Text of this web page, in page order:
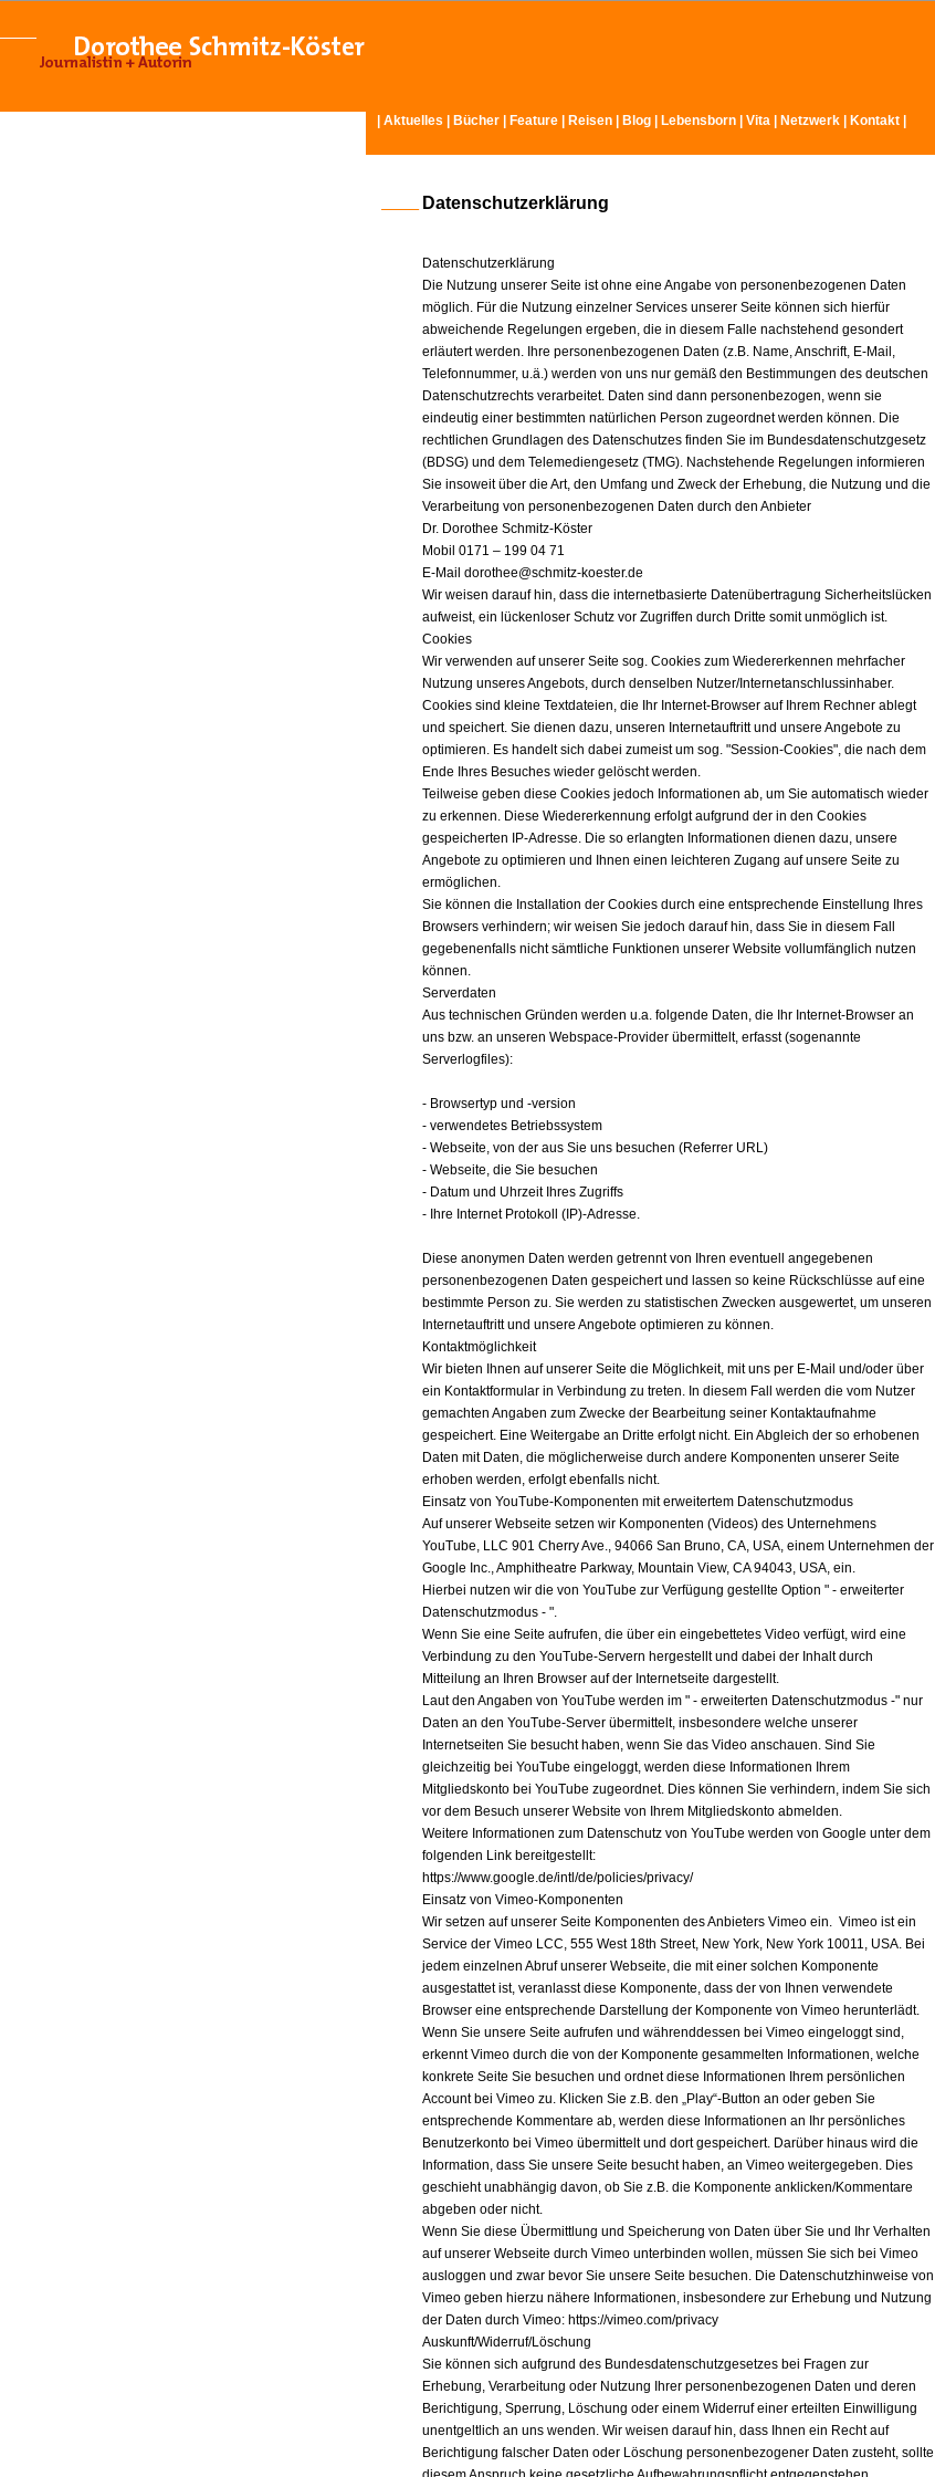
Aktuelles Bücher Feature Reisen Blog Lebensborn Vita Netzwerk Kontakt
Datenschutzerklärung
Datenschutzerklärung
Die Nutzung unserer Seite ist ohne eine Angabe von personenbezogenen Daten
möglich. Für die Nutzung einzelner Services unserer Seite können sich hierfür
abweichende Regelungen ergeben, die in diesem Falle nachstehend gesondert
erläutert werden. Ihre personenbezogenen Daten (z.B. Name, Anschrift, E-Mail,
Telefonnummer, u.ä.) werden von uns nur gemäß den Bestimmungen des deutschen
Datenschutzrechts verarbeitet. Daten sind dann personenbezogen, wenn sie
eindeutig einer bestimmten natürlichen Person zugeordnet werden können. Die
rechtlichen Grundlagen des Datenschutzes finden Sie im Bundesdatenschutzgesetz
(BDSG) und dem Telemediengesetz (TMG). Nachstehende Regelungen informieren
Sie insoweit über die Art, den Umfang und Zweck der Erhebung, die Nutzung und die
Verarbeitung von personenbezogenen Daten durch den Anbieter
Dr. Dorothee Schmitz-Köster
Mobil 0171 – 199 04 71
E-Mail dorothee@schmitz-koester.de
Wir weisen darauf hin, dass die internetbasierte Datenübertragung Sicherheitslücken
aufweist, ein lückenloser Schutz vor Zugriffen durch Dritte somit unmöglich ist.
Cookies
Wir verwenden auf unserer Seite sog. Cookies zum Wiedererkennen mehrfacher
Nutzung unseres Angebots, durch denselben Nutzer/Internetanschlussinhaber.
Cookies sind kleine Textdateien, die Ihr Internet-Browser auf Ihrem Rechner ablegt
und speichert. Sie dienen dazu, unseren Internetauftritt und unsere Angebote zu
optimieren. Es handelt sich dabei zumeist um sog. "Session-Cookies", die nach dem
Ende Ihres Besuches wieder gelöscht werden.
Teilweise geben diese Cookies jedoch Informationen ab, um Sie automatisch wieder
zu erkennen. Diese Wiedererkennung erfolgt aufgrund der in den Cookies
gespeicherten IP-Adresse. Die so erlangten Informationen dienen dazu, unsere
Angebote zu optimieren und Ihnen einen leichteren Zugang auf unsere Seite zu
ermöglichen.
Sie können die Installation der Cookies durch eine entsprechende Einstellung Ihres
Browsers verhindern; wir weisen Sie jedoch darauf hin, dass Sie in diesem Fall
gegebenenfalls nicht sämtliche Funktionen unserer Website vollumfänglich nutzen
können.
Serverdaten
Aus technischen Gründen werden u.a. folgende Daten, die Ihr Internet-Browser an
uns bzw. an unseren Webspace-Provider übermittelt, erfasst (sogenannte
Serverlogfiles):
- Browsertyp und -version
- verwendetes Betriebssystem
- Webseite, von der aus Sie uns besuchen (Referrer URL)
- Webseite, die Sie besuchen
- Datum und Uhrzeit Ihres Zugriffs
- Ihre Internet Protokoll (IP)-Adresse.
Diese anonymen Daten werden getrennt von Ihren eventuell angegebenen
personenbezogenen Daten gespeichert und lassen so keine Rückschlüsse auf eine
bestimmte Person zu. Sie werden zu statistischen Zwecken ausgewertet, um unseren
Internetauftritt und unsere Angebote optimieren zu können.
Kontaktmöglichkeit
Wir bieten Ihnen auf unserer Seite die Möglichkeit, mit uns per E-Mail und/oder über
ein Kontaktformular in Verbindung zu treten. In diesem Fall werden die vom Nutzer
gemachten Angaben zum Zwecke der Bearbeitung seiner Kontaktaufnahme
gespeichert. Eine Weitergabe an Dritte erfolgt nicht. Ein Abgleich der so erhobenen
Daten mit Daten, die möglicherweise durch andere Komponenten unserer Seite
erhoben werden, erfolgt ebenfalls nicht.
Einsatz von YouTube-Komponenten mit erweitertem Datenschutzmodus
Auf unserer Webseite setzen wir Komponenten (Videos) des Unternehmens
YouTube, LLC 901 Cherry Ave., 94066 San Bruno, CA, USA, einem Unternehmen der
Google Inc., Amphitheatre Parkway, Mountain View, CA 94043, USA, ein.
Hierbei nutzen wir die von YouTube zur Verfügung gestellte Option " - erweiterter
Datenschutzmodus - ".
Wenn Sie eine Seite aufrufen, die über ein eingebettetes Video verfügt, wird eine
Verbindung zu den YouTube-Servern hergestellt und dabei der Inhalt durch
Mitteilung an Ihren Browser auf der Internetseite dargestellt.
Laut den Angaben von YouTube werden im " - erweiterten Datenschutzmodus -" nur
Daten an den YouTube-Server übermittelt, insbesondere welche unserer
Internetseiten Sie besucht haben, wenn Sie das Video anschauen. Sind Sie
gleichzeitig bei YouTube eingeloggt, werden diese Informationen Ihrem
Mitgliedskonto bei YouTube zugeordnet. Dies können Sie verhindern, indem Sie sich
vor dem Besuch unserer Website von Ihrem Mitgliedskonto abmelden.
Weitere Informationen zum Datenschutz von YouTube werden von Google unter dem
folgenden Link bereitgestellt:
https://www.google.de/intl/de/policies/privacy/
Einsatz von Vimeo-Komponenten
Wir setzen auf unserer Seite Komponenten des Anbieters Vimeo ein. Vimeo ist ein
Service der Vimeo LCC, 555 West 18th Street, New York, New York 10011, USA. Bei
jedem einzelnen Abruf unserer Webseite, die mit einer solchen Komponente
ausgestattet ist, veranlasst diese Komponente, dass der von Ihnen verwendete
Browser eine entsprechende Darstellung der Komponente von Vimeo herunterlädt.
Wenn Sie unsere Seite aufrufen und währenddessen bei Vimeo eingeloggt sind,
erkennt Vimeo durch die von der Komponente gesammelten Informationen, welche
konkrete Seite Sie besuchen und ordnet diese Informationen Ihrem persönlichen
Account bei Vimeo zu. Klicken Sie z.B. den „Play“-Button an oder geben Sie
entsprechende Kommentare ab, werden diese Informationen an Ihr persönliches
Benutzerkonto bei Vimeo übermittelt und dort gespeichert. Darüber hinaus wird die
Information, dass Sie unsere Seite besucht haben, an Vimeo weitergegeben. Dies
geschieht unabhängig davon, ob Sie z.B. die Komponente anklicken/Kommentare
abgeben oder nicht.
Wenn Sie diese Übermittlung und Speicherung von Daten über Sie und Ihr Verhalten
auf unserer Webseite durch Vimeo unterbinden wollen, müssen Sie sich bei Vimeo
ausloggen und zwar bevor Sie unsere Seite besuchen. Die Datenschutzhinweise von
Vimeo geben hierzu nähere Informationen, insbesondere zur Erhebung und Nutzung
der Daten durch Vimeo: https://vimeo.com/privacy
Auskunft/Widerruf/Löschung
Sie können sich aufgrund des Bundesdatenschutzgesetzes bei Fragen zur
Erhebung, Verarbeitung oder Nutzung Ihrer personenbezogenen Daten und deren
Berichtigung, Sperrung, Löschung oder einem Widerruf einer erteilten Einwilligung
unentgeltlich an uns wenden. Wir weisen darauf hin, dass Ihnen ein Recht auf
Berichtigung falscher Daten oder Löschung personenbezogener Daten zusteht, sollte